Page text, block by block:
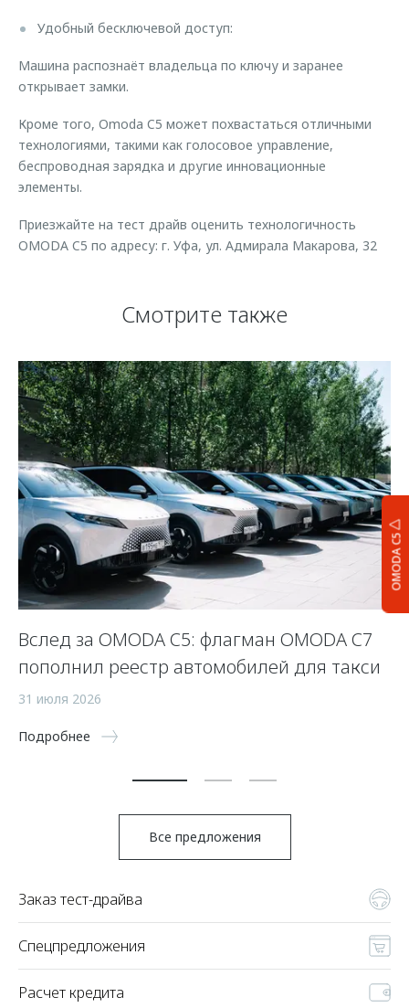
OMODA C5
Удобный бесключевой доступ:
Машина распознаёт владельца по ключу и заранее
открывает замки.
Кроме того, Omoda C5 может похвастаться отличными
технологиями, такими как голосовое управление,
беспроводная зарядка и другие инновационные
элементы.
Приезжайте на тест драйв оценить технологичность
OMODA C5 по адресу: г. Уфа, ул. Адмирала Макарова, 32
Смотрите также
Вслед за OMODA C5: флагман OMODA C7
пополнил реестр автомобилей для такси
31 июля 2026
Подробнее
Все предложения
Заказ тест-драйва
Спецпредложения
Расчет кредита